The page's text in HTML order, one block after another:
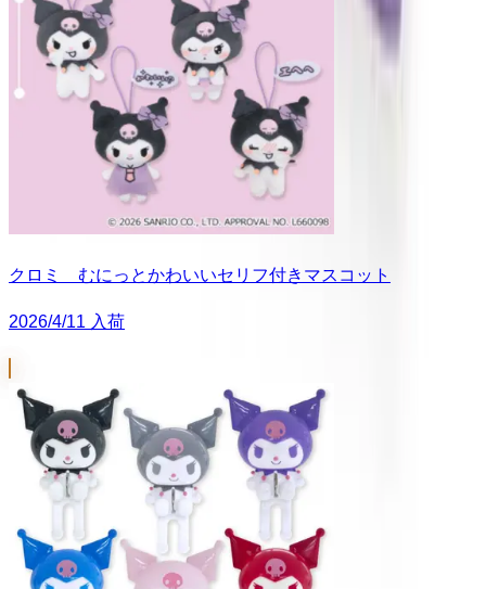
クロミ むにっとかわいいセリフ付きマスコット
2026/4/11 入荷